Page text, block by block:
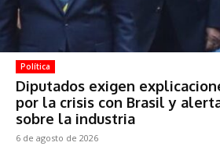
Política
Diputados exigen
por la crisis con Brasil y
sobre la industria
6 de agosto de 2026